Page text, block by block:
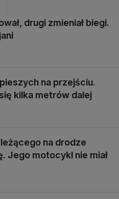
drugi zmieniał biegi.
na przejściu.
kilka metrów dalej
leżącego na drodze
Jego motocykl nie miał